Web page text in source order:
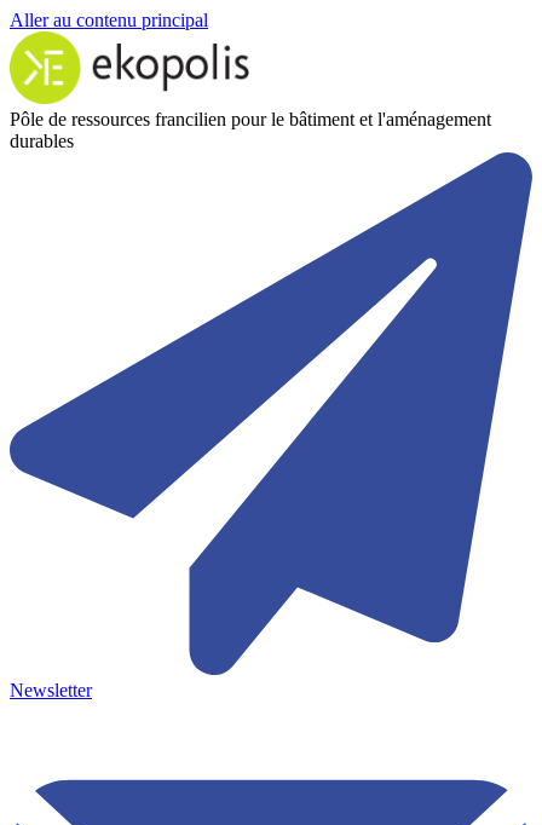
Aller au contenu principal
Pôle de ressources francilien pour le bâtiment et l'aménagement
durables
Newsletter